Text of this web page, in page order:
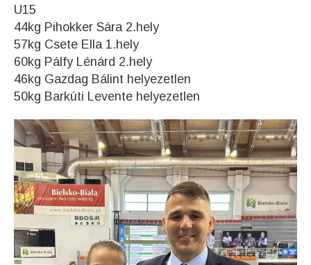
U15
44kg Pihokker Sára 2.hely
57kg Csete Ella 1.hely
60kg Pálfy Lénárd 2.hely
46kg Gazdag Bálint helyezetlen
50kg Barkúti Levente helyezetlen